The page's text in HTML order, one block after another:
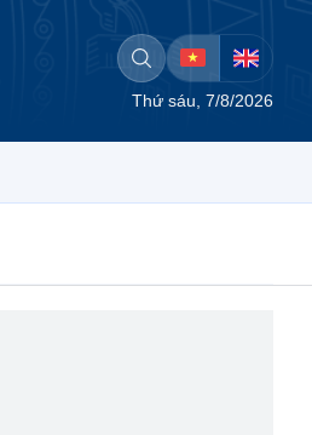
Thứ sáu, 7/8/2026